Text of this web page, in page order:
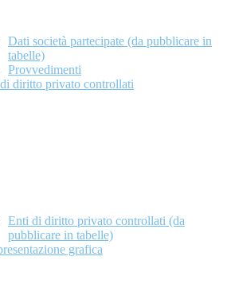
Dati società partecipate (da pubblicare in
tabelle)
Provvedimenti
diritto privato controllati
Enti di diritto privato controllati (da
pubblicare in tabelle)
grafica